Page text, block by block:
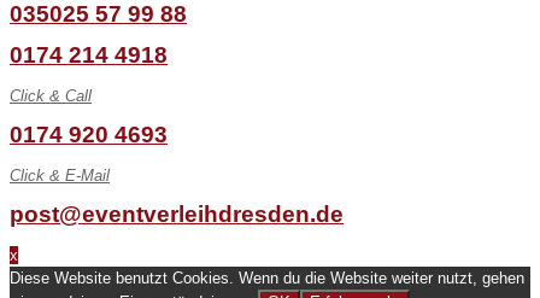
035025 57 99 88
0174 214 4918
Click & Call
0174 920 4693
Click & E-Mail
post@eventverleihdresden.de
x
Diese Website benutzt Cookies. Wenn du die Website weiter nutzt, gehen